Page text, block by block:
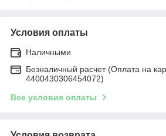
Условия оплаты
Наличными
Безналичный расчет (Оплата на
4400430306454072)
Все условия оплаты